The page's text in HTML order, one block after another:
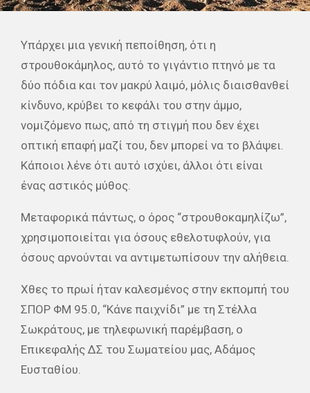
Υπάρχει μια γενική πεποίθηση, ότι η
στρουθοκάμηλος, αυτό το γιγάντιο πτηνό με τα
δύο πόδια και τον μακρύ λαιμό, μόλις διαισθανθεί
κίνδυνο, κρύβει το κεφάλι του στην άμμο,
νομιζόμενο πως, από τη στιγμή που δεν έχει
οπτική επαφή μαζί του, δεν μπορεί να το βλάψει.
Κάποιοι λένε ότι αυτό ισχύει, άλλοι ότι είναι
ένας αστικός μύθος.
Μεταφορικά πάντως, ο όρος “στρουθοκαμηλίζω”,
χρησιμοποιείται για όσους εθελοτυφλούν, για
όσους αρνούνται να αντιμετωπίσουν την αλήθεια.
Χθες το πρωί ήταν καλεσμένος στην εκπομπή του
ΣΠΟΡ ΦΜ 95.0, “Κάνε παιχνίδι” με τη Στέλλα
Σωκράτους, με τηλεφωνική παρέμβαση, ο
Επικεφαλής ΔΣ του Σωματείου μας, Αδάμος
Ευσταθίου.